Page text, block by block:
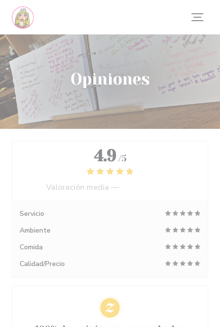
Personalización de sus opciones de cookies
Opiniones
4.9 /5
Valoración media —
Servicio
Ambiente
Comida
Calidad/Precio